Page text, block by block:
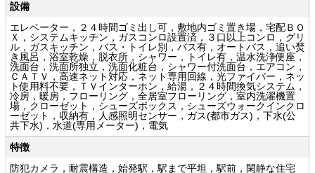
設備
エレベーター，２４時間ゴミ出し可，敷地内ゴミ置き場，宅配ＢＯ
Ｘ，システムキッチン，ガスコンロ設置済，３口以上コンロ，グリ
ル，ガスキッチン，バス・トイレ別，バス有，オートバス，追い焚
き風呂，浴室乾燥，脱衣所，シャワー，トイレ有，温水洗浄便座，
洗面台，洗面所独立，洗面化粧台，シャワー付洗面台，エアコン，
ＣＡＴＶ，高速ネット対応，ネット専用回線，光ファイバー，ネッ
ト使用料不要，ＴＶインターホン，給湯，２４時間換気システム，
冷房，暖房，フローリング，全居室フローリング，室内洗濯機置
場，クローゼット，シューズボックス，シューズウォークインクロ
ーゼット，収納有，人感照明センサー，ガス(都市ガス)，下水(公
共下水)，水道(専用メーター)，電気
特徴
防犯カメラ，耐震構造，始発駅，駅まで平坦，駅前，閑静な住宅